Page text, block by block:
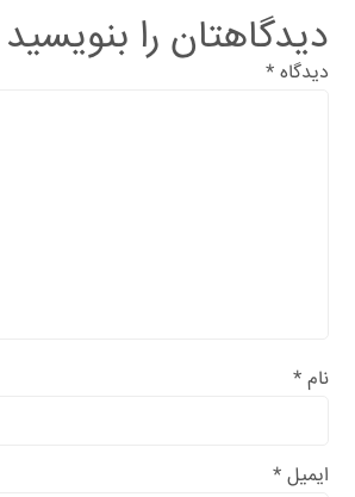
دیدگاهتان را بنویسید
دیدگاه*
نام*
ایمیل*